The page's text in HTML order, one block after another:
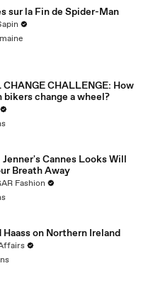
sur la Fin de Spider-Man
CHANGE CHALLENGE: How
bikers change a wheel?
Jenner's Cannes Looks Will
Breath Away
Fashion
Haass on Northern Ireland